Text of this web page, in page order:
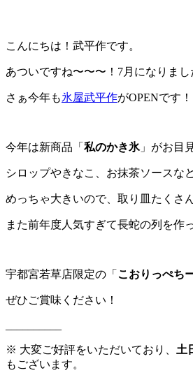
こんにちは！武平作です。
あついですね〜〜〜！7月になりまし
さぁ今年も氷屋武平作がOPENです！
今年は新商品「 私のかき氷」がお目
シロップやきなこ、お抹茶ソースな
めっちゃ大きいので、取り皿たくさ
また前年度人気すぎて長蛇の列を作
宇都宮若草店限定の「 こおりっぺち
ぜひご賞味ください！
※ 大変ご好評をいただいており、 土
もございます。